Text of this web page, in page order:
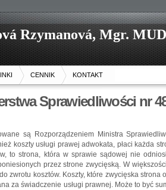
Rzymanová, Mgr.
CENNIK KONTAKT
Sprawiedliwości nr
są Rozporządzeniem Ministra
koszty usługi prawej adwokata, płaci każda
to strona, która w sprawie sądowej nie
przez strone zwycięską. W
zwrotu kosztów. Koszty, które zwycięska strona
za świadczenie usługi prawnej. Może to być